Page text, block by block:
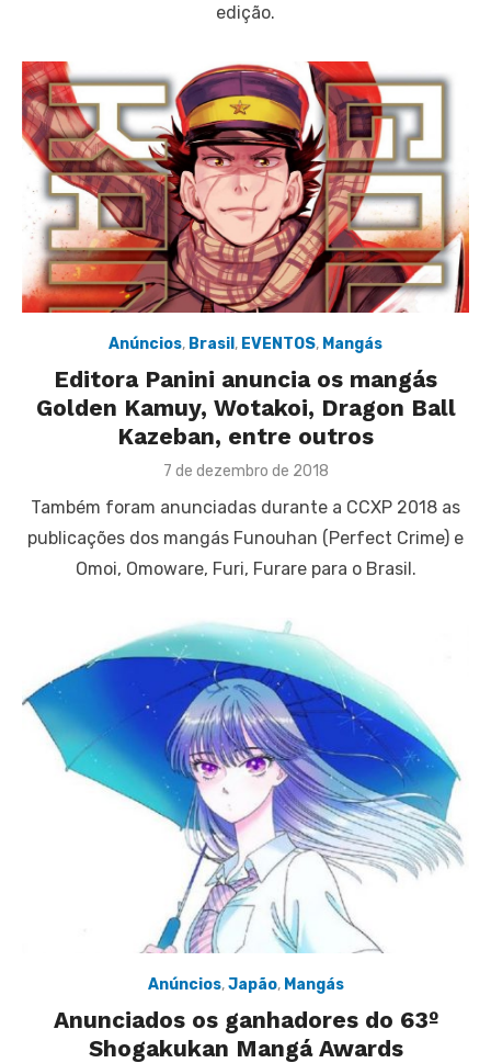
edição.
Anúncios, Brasil , EVENTOS, Mangás
Editora Panini anuncia os mangás
Golden Kamuy, Wotakoi, Dragon Ball
Kazeban, entre outros
Posted
7 de dezembro de 2018
Também foram anunciadas durante a CCXP 2018 as
publicações dos mangás Funouhan (Perfect Crime) e
Omoi, Omoware, Furi, Furare para o Brasil.
Anúncios,Japão, Mangás
Anunciados os ganhadores do 63º
Shogakukan Mangá Awards